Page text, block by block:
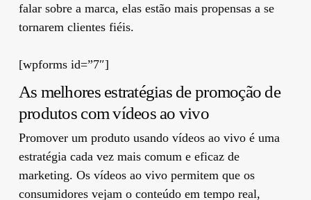
falar sobre a marca, elas estão mais propensas a se
tornarem clientes fiéis.
[wpforms id=”7″]
As melhores estratégias de promoção de
produtos com vídeos ao vivo
Promover um produto usando vídeos ao vivo é uma
estratégia cada vez mais comum e eficaz de
marketing. Os vídeos ao vivo permitem que os
consumidores vejam o conteúdo em tempo real,